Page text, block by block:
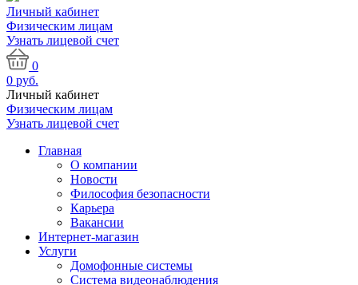
Личный кабинет
Физическим лицам
Узнать лицевой счет
0
0 руб.
Личный кабинет
Физическим лицам
Узнать лицевой счет
Главная
О компании
Новости
Философия безопасности
Карьера
Вакансии
Интернет-магазин
Услуги
Домофонные системы
Система видеонаблюдения